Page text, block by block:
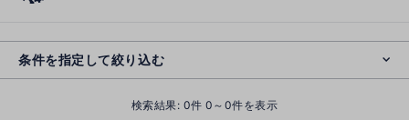
条件を指定して絞り込む
検索結果: 0件 0～0件を表示